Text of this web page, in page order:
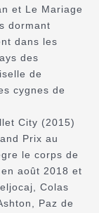
et Le Mariage
dormant
dans les
des
de
cygnes de
City (2015)
Prix au
le corps de
août 2018 et
Colas
Paz de